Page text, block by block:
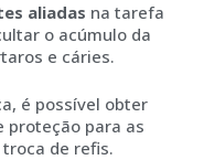
aliadas na tarefa
o acúmulo da
e cáries.
é possível obter
proteção para as
de refis.